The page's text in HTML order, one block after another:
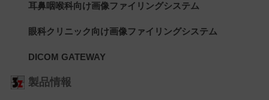
耳鼻咽喉科向け画像ファイリングシステム
眼科クリニック向け画像ファイリングシステム
DICOM GATEWAY
製品情報